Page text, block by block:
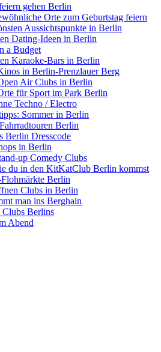
gehen Berlin
Orte zum Geburtstag feiern
Aussichtspunkte in Berlin
Dating-Ideen in Berlin
a Budget
Karaoke-Bars in Berlin
in Berlin-Prenzlauer Berg
Air Clubs in Berlin
für Sport im Park Berlin
Techno / Electro
Sommer in Berlin
Berlin
Berlin Dresscode
in Berlin
up Comedy Clubs
du in den KitKatClub Berlin kommst
Berlin
Clubs in Berlin
man ins Berghain
Clubs Berlins
Abend